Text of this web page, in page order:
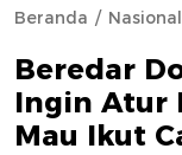
Beranda Nasional
Beredar
Ingin Atur
Mau Ikut